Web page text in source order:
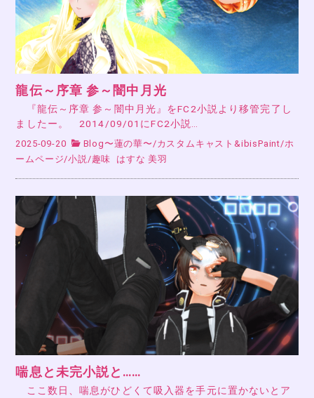
龍伝～序章 参～闇中月光
『龍伝～序章 参～闇中月光』をFC2小説より移管完了し
ましたー。 2014/09/01にFC2小説…
2025-09-20 Blog〜蓮の華〜 /カスタムキャスト&ibisPaint/ホ
ームページ/小説 /趣味 はすな 美羽
喘息と未完小説と……
ここ数日、喘息がひどくて吸入器を手元に置かないとア